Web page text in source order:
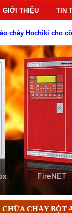
GIỚI THIỆU TIN
cháy Hochiki cho
của báo cháy
báo cháy Horing
phổ biến trên thị
dụng gì trong tình
trong hệ thống
lý hoạt động
nguyên lý hoạt động
Tìm hiểu chi tiết từ A-
CHỮA CHÁY BỘT